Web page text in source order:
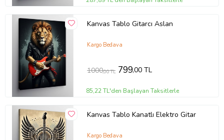
Kanvas Tablo Gitarcı Aslan
Kargo Bedava
1000,00 TL 799,00 TL
85,22 TL'den Başlayan Taksitlerle
Kanvas Tablo Kanatlı Elektro Gitar
Kargo Bedava